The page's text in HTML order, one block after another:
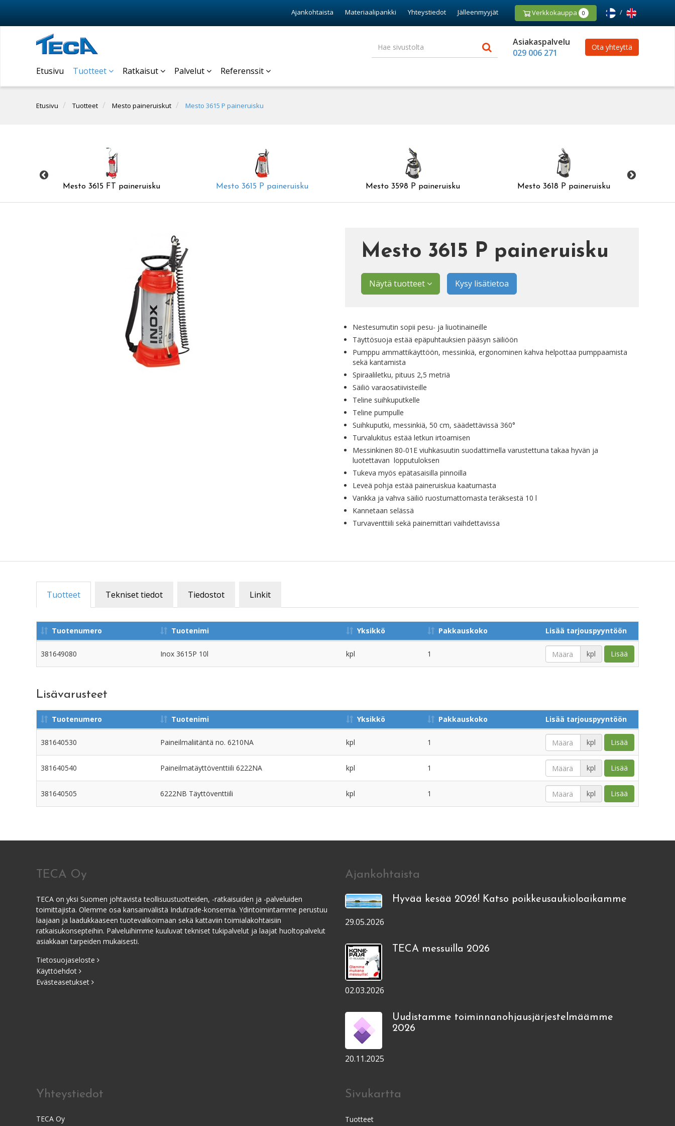
Ajankohtaista Materiaalipankki Yhteystiedot Jälleenmyyjät Verkkokauppa 0 /
Asiakaspalvelu
029 006 271
Ota yhteyttä
Etusivu Tuotteet Ratkaisut Palvelut Referenssit
Etusivu Tuotteet Mesto paineruiskut Mesto 3615 P paineruisku
Mesto 3615 FT paineruisku Mesto 3615 P paineruisku Mesto 3598 P paineruisku Mesto 3618 P paineruisku
Mesto 3615 P paineruisku
Näytä tuotteet Kysy lisätietoa
Nestesumutin sopii pesu- ja liuotinaineille
Täyttösuoja estää epäpuhtauksien pääsyn säiliöön
Pumppu ammattikäyttöön, messinkiä, ergonominen kahva helpottaa pumppaamista
sekä kantamista
Spiraaliletku, pituus 2,5 metriä
Säiliö varaosatiivisteille
Teline suihkuputkelle
Teline pumpulle
Suihkuputki, messinkiä, 50 cm, säädettävissä 360°
Turvalukitus estää letkun irtoamisen
Messinkinen 80-01E viuhkasuutin suodattimella varustettuna takaa hyvän ja
luotettavan lopputuloksen
Tukeva myös epätasaisilla pinnoilla
Leveä pohja estää paineruiskua kaatumasta
Vankka ja vahva säiliö ruostumattomasta teräksestä 10 l
Kannetaan selässä
Turvaventtiili sekä painemittari vaihdettavissa
Tuotteet Tekniset tiedot Tiedostot Linkit
Tuotenumero Tuotenimi Yksikkö Pakkauskoko Lisää tarjouspyyntöön
381649080 Inox 3615P 10l kpl 1 kpl Lisää
Lisävarusteet
Tuotenumero Tuotenimi Yksikkö Pakkauskoko Lisää tarjouspyyntöön
381640530 Paineilmaliitäntä no. 6210NA kpl 1 kpl Lisää
381640540 Paineilmatäyttöventtiili 6222NA kpl 1 kpl Lisää
381640505 6222NB Täyttöventtiili kpl 1 kpl Lisää
TECA Oy
TECA on yksi Suomen johtavista teollisuustuotteiden, -ratkaisuiden ja -palveluiden
toimittajista. Olemme osa kansainvälistä Indutrade-konsernia. Ydintoimintamme perustuu
laajaan ja laadukkaaseen tuotevalikoimaan sekä kattaviin toimialakohtaisiin
ratkaisukonsepteihin. Palveluihimme kuuluvat tekniset tukipalvelut ja laajat huoltopalvelut
asiakkaan tarpeiden mukaisesti.
Tietosuojaseloste
Käyttöehdot
Evästeasetukset
Ajankohtaista
Hyvää kesää 2026! Katso poikkeusaukioloaikamme
29.05.2026
TECA messuilla 2026
02.03.2026
Uudistamme toiminnanohjausjärjestelmäämme
2026
20.11.2025
Yhteystiedot
TECA Oy
Sivukartta
Tuotteet